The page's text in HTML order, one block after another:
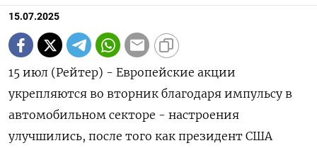
15.07.2025
15 июл (Рейтер) - Европейские акции
укрепляются во вторник благодаря импульсу в
автомобильном секторе - настроения
улучшились, после того как президент США